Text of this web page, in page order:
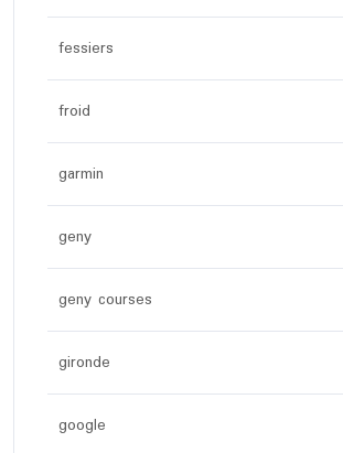
fessiers
froid
garmin
geny
geny courses
gironde
google